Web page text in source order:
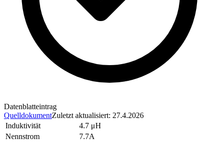
Datenblatteintrag
QuelldokumentZuletzt aktualisiert: 27.4.2026
Induktivität
4.7 μH
Nennstrom
7.7A